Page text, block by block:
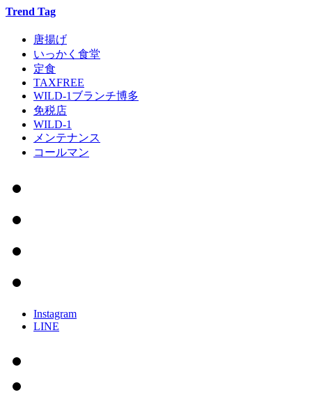
Trend Tag
唐揚げ
いっかく食堂
定食
TAXFREE
WILD-1ブランチ博多
免税店
WILD-1
メンテナンス
コールマン
Instagram
LINE